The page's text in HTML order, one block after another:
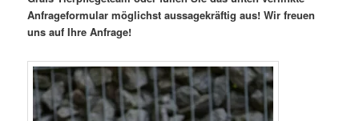
Anfrageformular möglichst aussagekräftig aus! Wir freuen
uns auf Ihre Anfrage!